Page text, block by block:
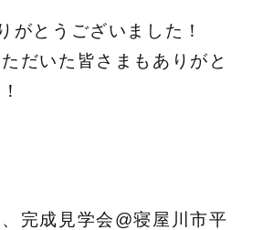
がとうございました！
だいた皆さまもありがと
完成見学会@寝屋川市平